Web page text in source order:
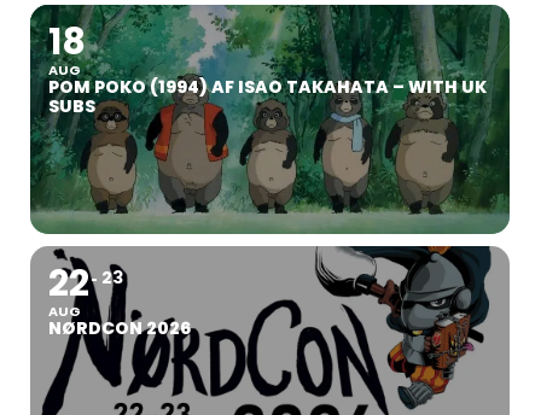
18
AUG
POM POKO (1994) AF ISAO TAKAHATA – WITH UK
SUBS
22
AUG
23
NØRDCON 2026